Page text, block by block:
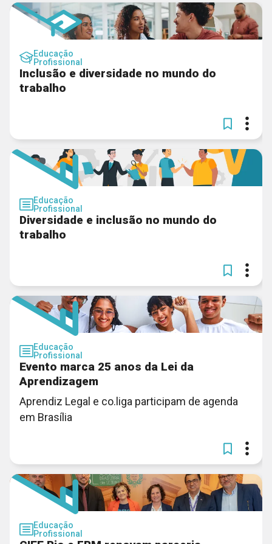
Educação
Profissional
Inclusão e diversidade no mundo do
trabalho
Educação
Profissional
Diversidade e inclusão no mundo do
trabalho
Educação
Profissional
Evento marca 25 anos da Lei da
Aprendizagem
Aprendiz Legal e co.liga participam de agenda
em Brasília
Educação
Profissional